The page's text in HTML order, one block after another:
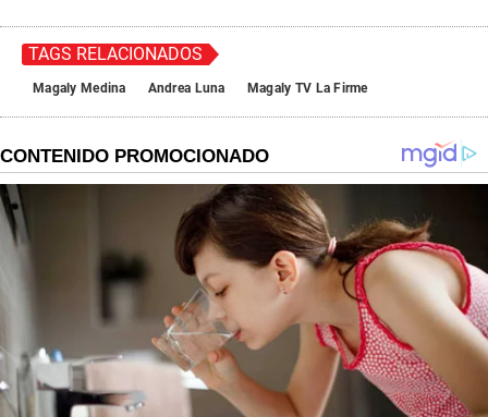
TAGS RELACIONADOS
Magaly Medina Andrea Luna Magaly TV La Firme